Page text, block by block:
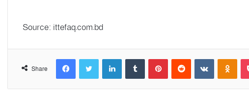
Source: ittefaq.com.bd
Share